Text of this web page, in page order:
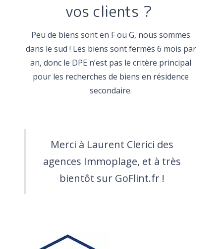
vos clients ?
Peu de biens sont en F ou G, nous sommes
dans le sud ! Les biens sont fermés 6 mois par
an, donc le DPE n’est pas le critère principal
pour les recherches de biens en résidence
secondaire.
Merci à Laurent Clerici des
agences Immoplage, et à très
bientôt sur GoFlint.fr !